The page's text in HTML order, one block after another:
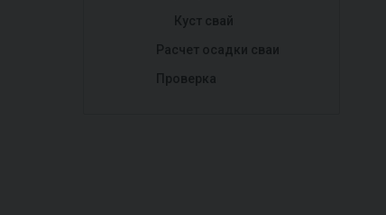
Куст свай
Расчет осадки сваи
Проверка